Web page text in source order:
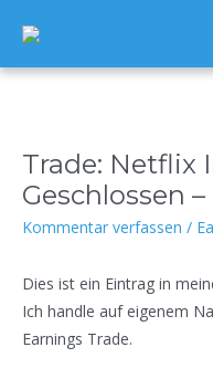
Inhalt
springen
Trade: Netflix
Geschlossen
Kommentar verfassen /
Dies ist ein Eintrag in
Ich handle auf eigenem
Earnings Trade.